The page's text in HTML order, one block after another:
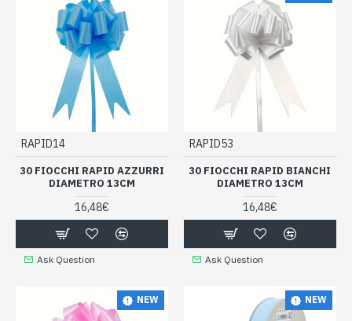
RAPID14
30 FIOCCHI RAPID AZZURRI
DIAMETRO 13CM
16,48€
Ask Question
RAPID53
30 FIOCCHI RAPID BIANCHI
DIAMETRO 13CM
16,48€
Ask Question
NEW NEW